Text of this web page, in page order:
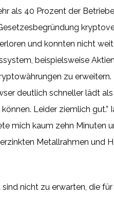
als 40 Prozent der
und konnten nicht
beispielsweise
zu
deutlich schneller lädt
Leider ziemlich gut.”
mich kaum zehn Minuten
Metallrahmen und
nicht zu erwarten, die